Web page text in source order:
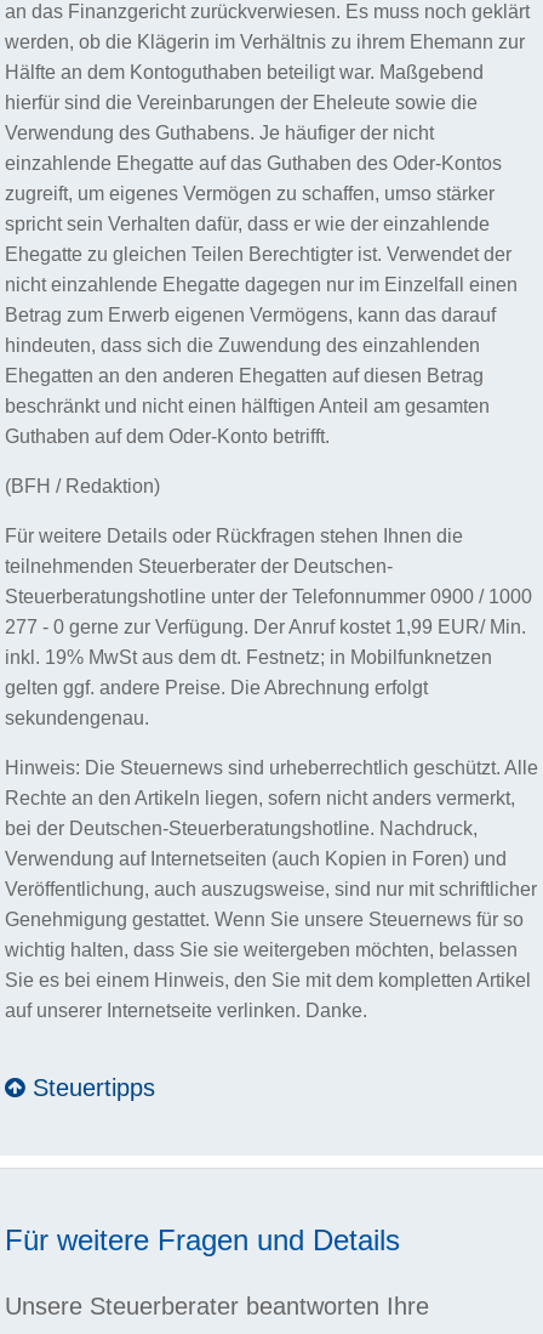
an das Finanzgericht zurückverwiesen. Es muss noch geklärt
werden, ob die Klägerin im Verhältnis zu ihrem Ehemann zur
Hälfte an dem Kontoguthaben beteiligt war. Maßgebend
hierfür sind die Vereinbarungen der Eheleute sowie die
Verwendung des Guthabens. Je häufiger der nicht
einzahlende Ehegatte auf das Guthaben des Oder-Kontos
zugreift, um eigenes Vermögen zu schaffen, umso stärker
spricht sein Verhalten dafür, dass er wie der einzahlende
Ehegatte zu gleichen Teilen Berechtigter ist. Verwendet der
nicht einzahlende Ehegatte dagegen nur im Einzelfall einen
Betrag zum Erwerb eigenen Vermögens, kann das darauf
hindeuten, dass sich die Zuwendung des einzahlenden
Ehegatten an den anderen Ehegatten auf diesen Betrag
beschränkt und nicht einen hälftigen Anteil am gesamten
Guthaben auf dem Oder-Konto betrifft.
(BFH / Redaktion)
Für weitere Details oder Rückfragen stehen Ihnen die
teilnehmenden Steuerberater der Deutschen-
Steuerberatungshotline unter der Telefonnummer 0900 / 1000
277 - 0 gerne zur Verfügung. Der Anruf kostet 1,99 EUR/ Min.
inkl. 19% MwSt aus dem dt. Festnetz; in Mobilfunknetzen
gelten ggf. andere Preise. Die Abrechnung erfolgt
sekundengenau.
Hinweis: Die Steuernews sind urheberrechtlich geschützt. Alle
Rechte an den Artikeln liegen, sofern nicht anders vermerkt,
bei der Deutschen-Steuerberatungshotline. Nachdruck,
Verwendung auf Internetseiten (auch Kopien in Foren) und
Veröffentlichung, auch auszugsweise, sind nur mit schriftlicher
Genehmigung gestattet. Wenn Sie unsere Steuernews für so
wichtig halten, dass Sie sie weitergeben möchten, belassen
Sie es bei einem Hinweis, den Sie mit dem kompletten Artikel
auf unserer Internetseite verlinken. Danke.
Steuertipps
Für weitere Fragen und Details
Unsere Steuerberater beantworten Ihre